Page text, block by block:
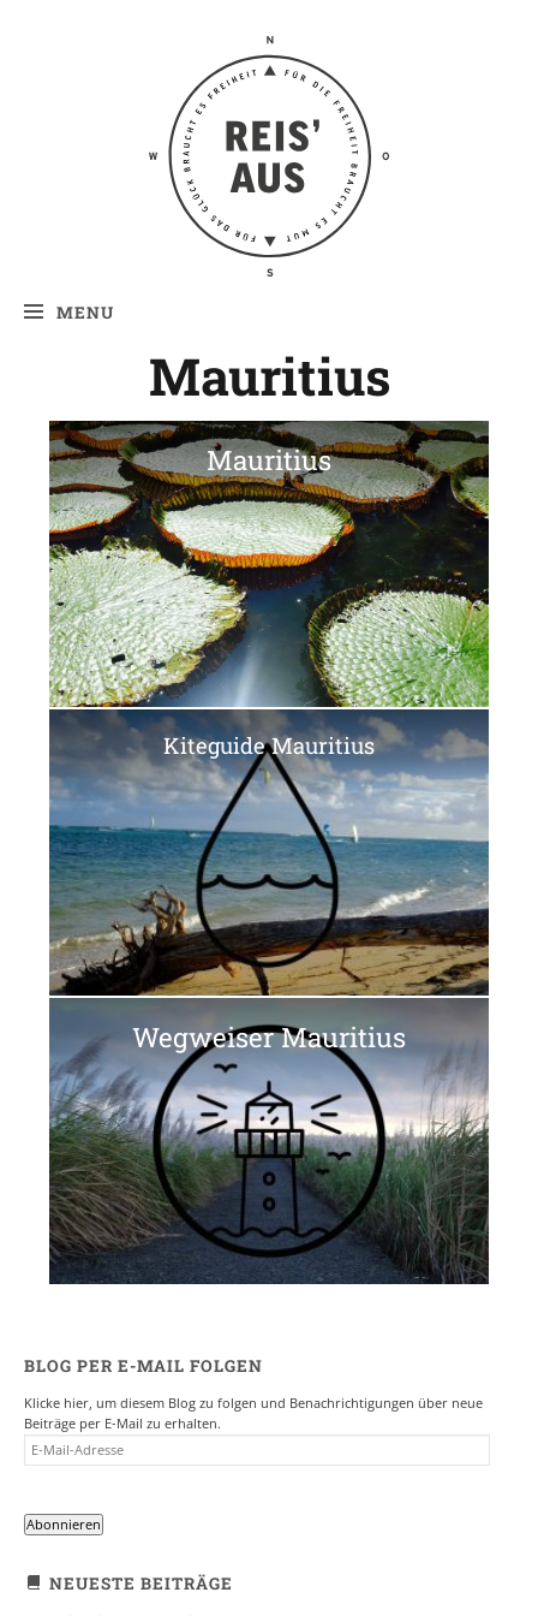
Reis' aus –
Reiseblog
MENU
Mauritius
Mauritius
Kiteguide Mauritius
Wegweiser Mauritius
BLOG PER E-MAIL FOLGEN
Klicke hier, um diesem Blog zu folgen und Benachrichtigungen über neue
Beiträge per E-Mail zu erhalten.
E-
MAIL-
Abonnieren
NEUESTE BEITRÄGE